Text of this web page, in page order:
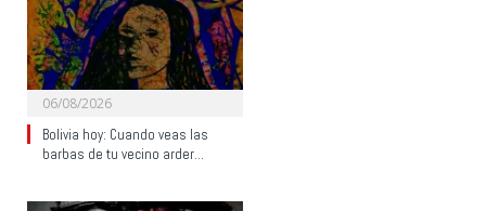
06/08/2026
Bolivia hoy: Cuando veas las
barbas de tu vecino arder…